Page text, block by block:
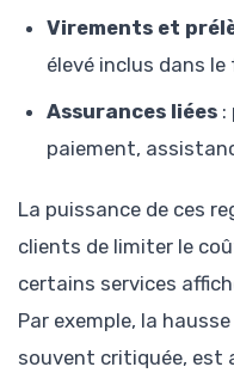
Virements et
élevé inclus dans
Assurances liées :
paiement,
La puissance de ces
clients de limiter le
certains services
Par exemple, la
souvent critiquée, est